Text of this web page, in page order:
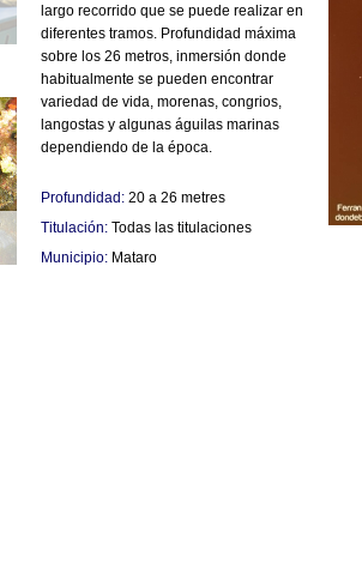
largo recorrido que se puede realizar en
diferentes tramos. Profundidad máxima
sobre los 26 metros, inmersión donde
habitualmente se pueden encontrar
variedad de vida, morenas, congrios,
langostas y algunas águilas marinas
dependiendo de la época.
Profundidad: 20 a 26 metres
Titulación: Todas las titulaciones
Municipio: Mataro